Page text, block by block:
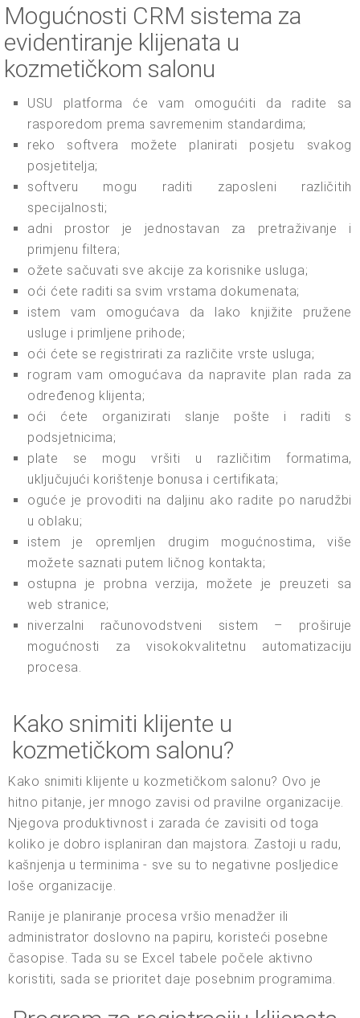
Mogućnosti CRM sistema za
evidentiranje klijenata u
kozmetičkom salonu
USU platforma će vam omogućiti da radite sa
rasporedom prema savremenim standardima;
reko softvera možete planirati posjetu svakog
posjetitelja;
softveru mogu raditi zaposleni različitih
specijalnosti;
adni prostor je jednostavan za pretraživanje i
primjenu filtera;
ožete sačuvati sve akcije za korisnike usluga;
oći ćete raditi sa svim vrstama dokumenata;
istem vam omogućava da lako knjižite pružene
usluge i primljene prihode;
oći ćete se registrirati za različite vrste usluga;
rogram vam omogućava da napravite plan rada za
određenog klijenta;
oći ćete organizirati slanje pošte i raditi s
podsjetnicima;
plate se mogu vršiti u različitim formatima,
uključujući korištenje bonusa i certifikata;
oguće je provoditi na daljinu ako radite po narudžbi
u oblaku;
istem je opremljen drugim mogućnostima, više
možete saznati putem ličnog kontakta;
ostupna je probna verzija, možete je preuzeti sa
web stranice;
niverzalni računovodstveni sistem – proširuje
mogućnosti za visokokvalitetnu automatizaciju
procesa.
Kako snimiti klijente u
kozmetičkom salonu?
Kako snimiti klijente u kozmetičkom salonu? Ovo je
hitno pitanje, jer mnogo zavisi od pravilne organizacije.
Njegova produktivnost i zarada će zavisiti od toga
koliko je dobro isplaniran dan majstora. Zastoji u radu,
kašnjenja u terminima - sve su to negativne posljedice
loše organizacije.
Ranije je planiranje procesa vršio menadžer ili
administrator doslovno na papiru, koristeći posebne
časopise. Tada su se Excel tabele počele aktivno
koristiti, sada se prioritet daje posebnim programima.